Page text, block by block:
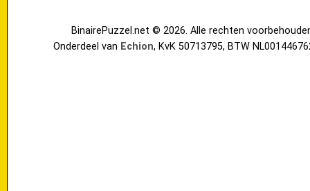
BinairePuzzel.net © 2026. Alle rechten
Onderdeel van Echion, KvK 50713795, BTW